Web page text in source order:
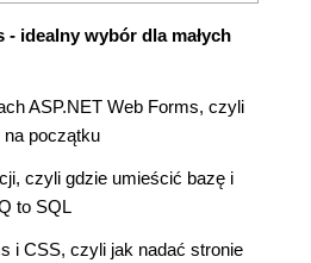
- idealny wybór dla małych
ASP.NET Web Forms, czyli
początku
czyli gdzie umieścić bazę i
to SQL
i CSS, czyli jak nadać stronie